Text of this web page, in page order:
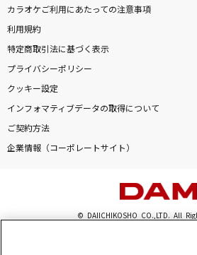
カラオケご利用にあたっての注意事項
利用規約
特定商取引法に基づく表示
プライバシーポリシー
クッキー設定
インフォマティブデータの取得について
ご契約方法
企業情報（コーポレートサイト）
© DAIICHIKOSHO CO.,LTD. All
このサイトに掲載されている一切の文章・画像・写